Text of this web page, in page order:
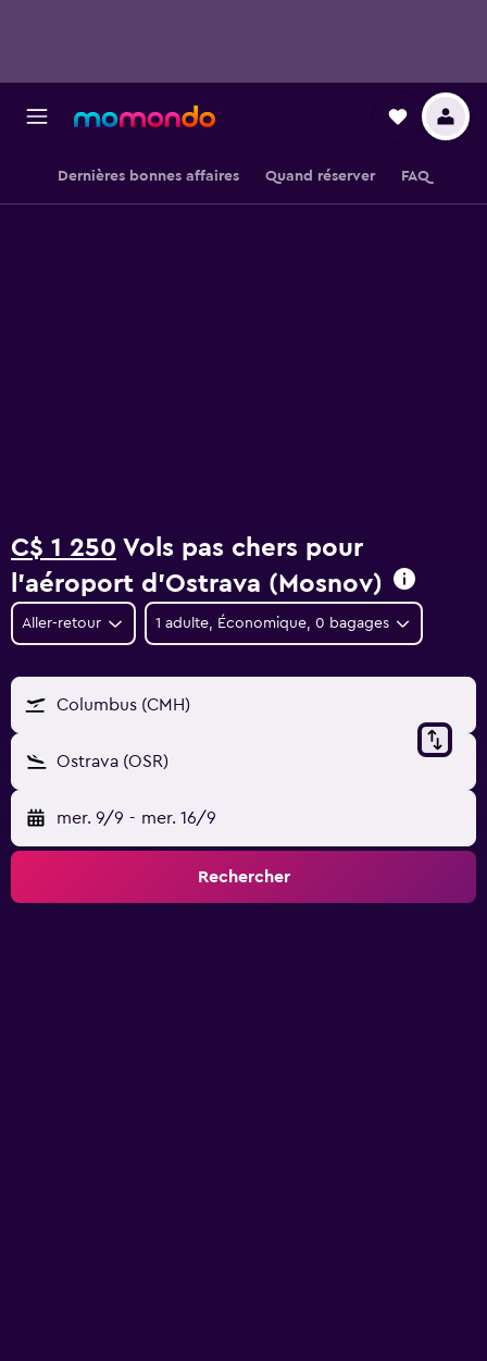
Dernières bonnes affaires Quand réserver FAQ
C$ 1 250 Vols pas chers pour
l'aéroport d'Ostrava (Mosnov)
Aller-retour 1 adulte, Économique, 0 bagages
Columbus (CMH)
Ostrava (OSR)
mer. 9/9 - mer. 16/9
Rechercher